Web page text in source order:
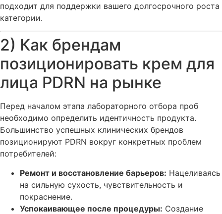
подходит для поддержки вашего долгосрочного роста
категории.
2) Как брендам
позиционировать крем для
лица PDRN на рынке
Перед началом этапа лабораторного отбора проб
необходимо определить идентичность продукта.
Большинство успешных клинических брендов
позиционируют PDRN вокруг конкретных проблем
потребителей:
Ремонт и восстановление барьеров: Нацеливаясь
на сильную сухость, чувствительность и
покраснение.
Успокаивающее после процедуры: Создание